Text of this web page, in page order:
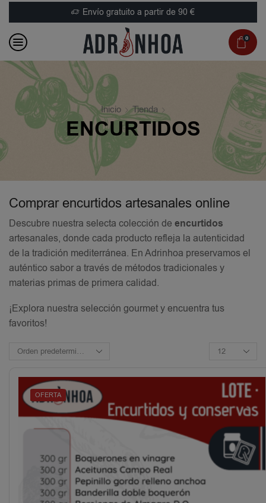
Envío gratuito a partir de 90 €
0
Inicio Tienda
ENCURTIDOS
Comprar encurtidos artesanales online
Descubre nuestra selecta colección de encurtidos
artesanales, donde cada producto refleja la autenticidad
de la tradición mediterránea. En Adrinhoa preservamos el
auténtico sabor a través de métodos tradicionales y
materias primas de primera calidad.
¡Explora nuestra selección gourmet y encuentra tus
favoritos!
NUEVO
OFERTA